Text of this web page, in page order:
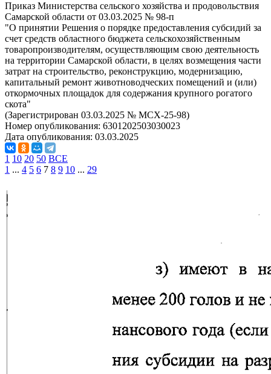
Приказ Министерства сельского хозяйства и продовольствия
Самарской области от 03.03.2025 № 98-п
"О принятии Решения о порядке предоставления субсидий за
счет средств областного бюджета сельскохозяйственным
товаропроизводителям, осуществляющим свою деятельность
на территории Самарской области, в целях возмещения части
затрат на строительство, реконструкцию, модернизацию,
капитальный ремонт животноводческих помещений и (или)
откормочных площадок для содержания крупного рогатого
скота"
(Зарегистрирован 03.03.2025 № МСХ-25-98)
Номер опубликования: 6301202503030023
Дата опубликования: 03.03.2025
1 10 20 50 ВСЕ
1 ... 4 5 6 7 8 9 10 ... 29